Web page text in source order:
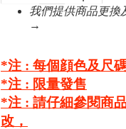
我們提供商品更換
→
*注 : 每個顔色及尺
*注 : 限量發售
*注 : 請仔細參閱商
改，